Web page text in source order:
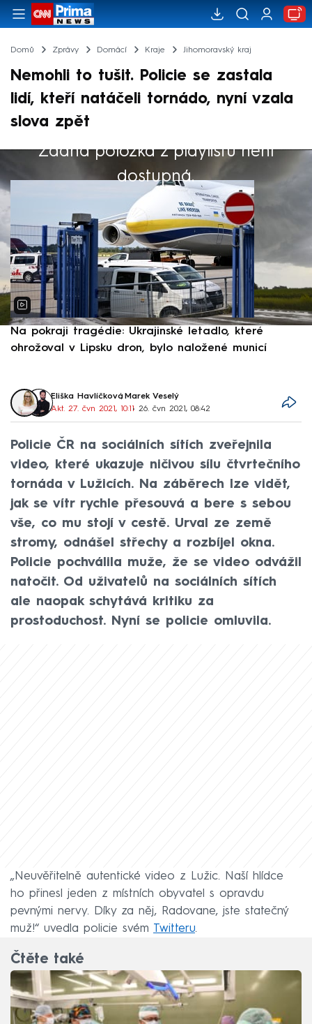
Domů Zprávy Domácí Kraje Jihomoravský kraj
Nemohli to tušit. Policie se zastala
lidí, kteří natáčeli tornádo, nyní vzala
slova zpět
Žádná položka z playlistu není
dostupná.
Výběr redakce
Na pokraji tragédie: Ukrajinské letadlo, které
ohrožoval v Lipsku dron, bylo naložené municí
Eliška Havlíčková, Marek Veselý
Akt. 27. čvn 2021, 10:11• 26. čvn 2021, 08:42
Policie ČR na sociálních sítích zveřejnila
video, které ukazuje ničivou sílu čtvrtečního
tornáda v Lužicích. Na záběrech lze vidět,
jak se vítr rychle přesouvá a bere s sebou
vše, co mu stojí v cestě. Urval ze země
stromy, odnášel střechy a rozbíjel okna.
Policie pochválila muže, že se video odvážil
natočit. Od uživatelů na sociálních sítích
ale naopak schytává kritiku za
prostoduchost. Nyní se policie omluvila.
„Neuvěřitelně autentické video z Lužic. Naší hlídce
ho přinesl jeden z místních obyvatel s opravdu
pevnými nervy. Díky za něj, Radovane, jste statečný
muž!“ uvedla policie svém Twitteru.
Čtěte také